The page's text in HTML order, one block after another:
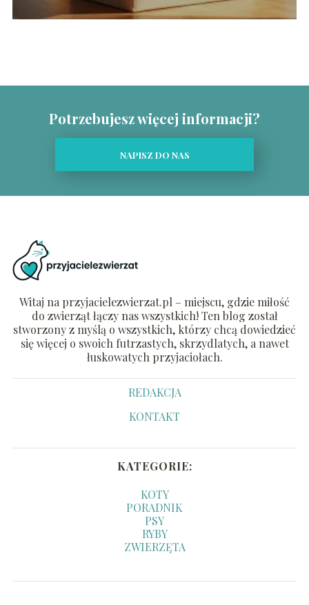
Potrzebujesz więcej informacji?
NAPISZ DO NAS
Witaj na przyjacielezwierzat.pl – miejscu, gdzie miłość
do zwierząt łączy nas wszystkich! Ten blog został
stworzony z myślą o wszystkich, którzy chcą dowiedzieć
się więcej o swoich futrzastych, skrzydlatych, a nawet
łuskowatych przyjaciołach.
REDAKCJA
KONTAKT
KATEGORIE:
KOTY
PORADNIK
PSY
RYBY
ZWIERZĘTA